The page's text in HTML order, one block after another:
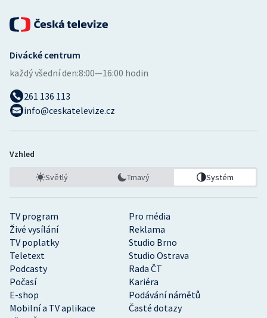
TV program
Pro média
Živé vysílání
Reklama
TV poplatky
Studio Brno
Teletext
Studio Ostrava
Podcasty
Rada ČT
Počasí
Kariéra
E-shop
Podávání námětů
Mobilní a TV aplikace
Časté dotazy
Divácké centrum
každý všední den:8:00—16:00 hodin
261 136 113
info@ceskatelevize.cz
Vzhled
Světlý Tmavý Systém